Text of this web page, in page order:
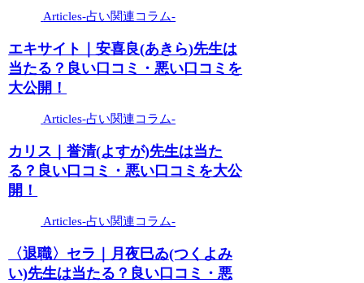
Articles-占い関連コラム-
エキサイト｜安喜良(あきら)先生は
当たる？良い口コミ・悪い口コミを
大公開！
Articles-占い関連コラム-
カリス｜誉清(よすが)先生は当た
る？良い口コミ・悪い口コミを大公
開！
Articles-占い関連コラム-
〈退職〉セラ｜月夜巳ゐ(つくよみ
い)先生は当たる？良い口コミ・悪